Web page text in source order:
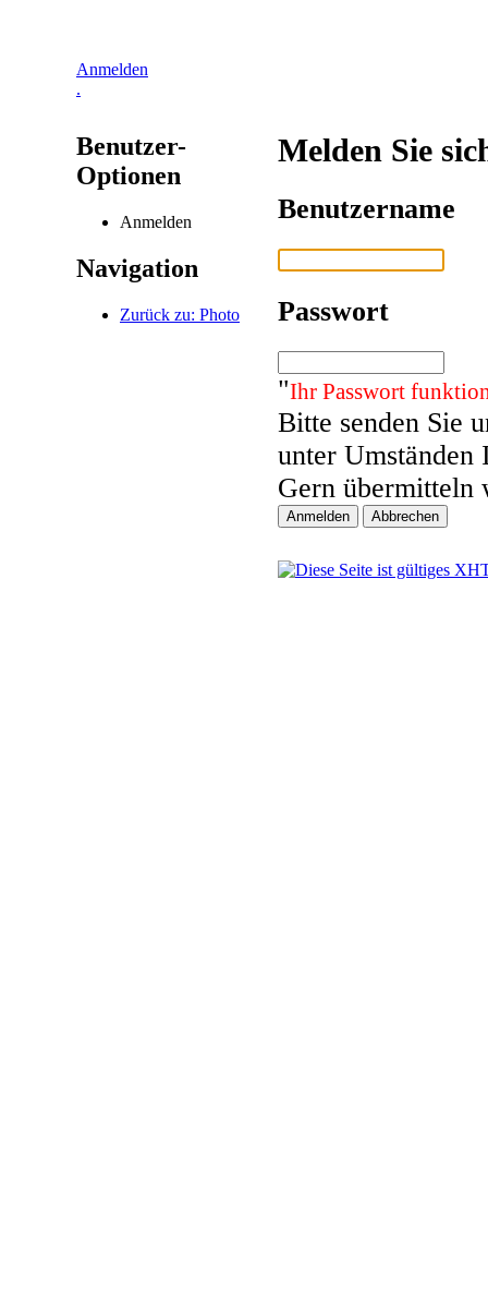
Anmelden
.
Benutzer-
Optionen
Anmelden
Navigation
Zurück zu: Photo
Melden Sie
Benutzername
Passwort
"Ihr Passwort
Bitte senden Sie
unter Umständen
Gern übermitteln